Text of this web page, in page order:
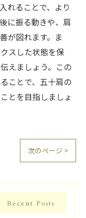
れることで、より
に振る動きや、肩
が図れます。ま
スした状態を保
えましょう。この
ことで、五十肩の
とを目指しましょ
次のページ >
Recent Posts